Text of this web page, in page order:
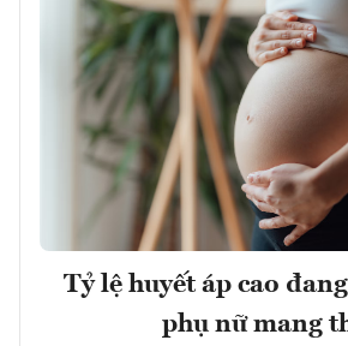
Tỷ lệ huyết áp cao
phụ nữ mang